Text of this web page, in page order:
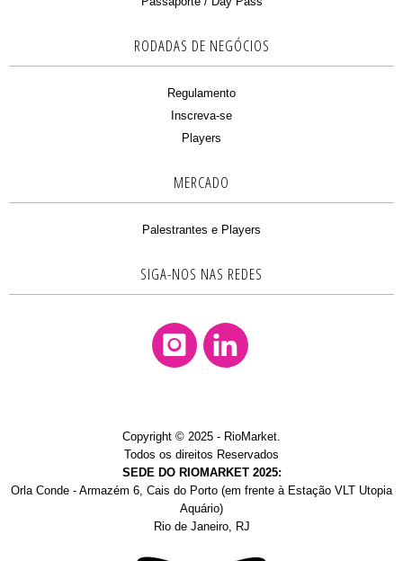
RODADAS DE NEGÓCIOS
Regulamento
Inscreva-se
Players
MERCADO
Palestrantes e Players
SIGA-NOS NAS REDES
Copyright © 2025 - RioMarket.
Todos os direitos Reservados
SEDE DO RIOMARKET 2025:
Orla Conde - Armazém 6, Cais do Porto (em frente à Estação VLT Utopia
Aquário)
Rio de Janeiro, RJ